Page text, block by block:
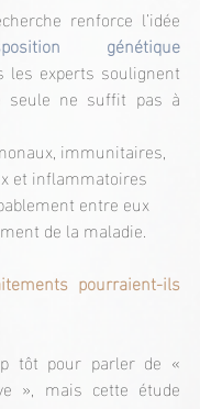
renforce l’idée
génétique
les experts soulignent
seule ne suffit pas à
immunitaires,
et inflammatoires
entre eux
de la maladie.
pourraient-ils
tôt pour parler de «
», mais cette étude